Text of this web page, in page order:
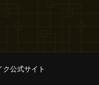
ク公式サイト